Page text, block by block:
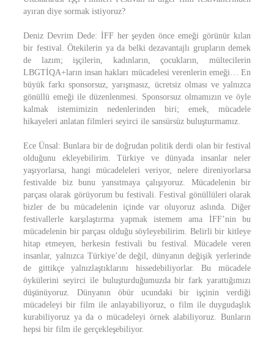
ayıran diye sormak istiyoruz?
Deniz Devrim Dede: İFF her şeyden önce emeği görünür kılan
bir festival. Ötekilerin ya da belki dezavantajlı grupların demek
de lazım; işçilerin, kadınların, çocukların, mültecilerin
LBGTİQA+ların insan hakları mücadelesi verenlerin emeği… En
büyük farkı sponsorsuz, yarışmasız, ücretsiz olması ve yalnızca
gönüllü emeği ile düzenlenmesi. Sponsorsuz olmamızın ve öyle
kalmak istemimizin nedenlerinden biri; emek, mücadele
hikayeleri anlatan filmleri seyirci ile sansürsüz buluşturmamız.
Ece Ünsal: Bunlara bir de doğrudan politik derdi olan bir festival
olduğunu ekleyebilirim. Türkiye ve dünyada insanlar neler
yaşıyorlarsa, hangi mücadeleleri veriyor, nelere direniyorlarsa
festivalde biz bunu yansıtmaya çalışıyoruz. Mücadelenin bir
parçası olarak görüyorum bu festivali. Festival gönüllüleri olarak
bizler de bu mücadelenin içinde var oluyoruz aslında. Diğer
festivallerle karşılaştırma yapmak istemem ama İFF’nin bu
mücadelenin bir parçası olduğu söyleyebilirim. Belirli bir kitleye
hitap etmeyen, herkesin festivali bu festival. Mücadele veren
insanlar, yalnızca Türkiye’de değil, dünyanın değişik yerlerinde
de gittikçe yalnızlaştıklarını hissedebiliyorlar. Bu mücadele
öykülerini seyirci ile buluşturduğumuzda bir fark yarattığımızı
düşünüyoruz. Dünyanın öbür ucundaki bir işçinin verdiği
mücadeleyi bir film ile anlayabiliyoruz, o film ile duygudaşlık
kurabiliyoruz ya da o mücadeleyi örnek alabiliyoruz. Bunların
hepsi bir film ile gerçekleşebiliyor.